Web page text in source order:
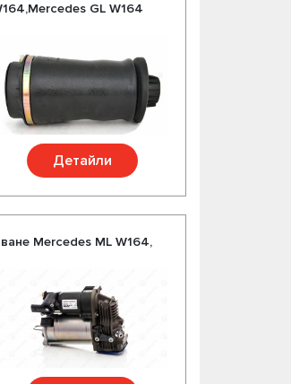
GL W164
Детайли
Mercedes ML W164,